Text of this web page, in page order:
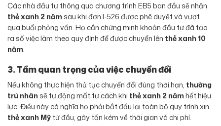
Các nhà đầu tư thông qua chương trình EB5 ban đầu sẽ nhận
thẻ xanh 2 nămsau khi đơn I-526 được phê duyệt và vượt
qua buổi phỏng vấn. Họ cần chứng minh khoản đầu tư đã tạo
ra số việc làm theo quy định để được chuyển lên thẻ xanh 10
năm.
3. Tầm quan trọng của việc chuyển đổi
Nếu không thực hiện thủ tục chuyển đổi đúng thời hạn, thường
trú nhânsẽ tự động mất tư cách khithẻ xanh 2 nămhết hiệu
lực. Điều này có nghĩa họ phải bắt đầu lại toàn bộ quy trình xin
thẻ xanh Mỹtừ đầu, gây tốn kém về thời gian và chi phí.